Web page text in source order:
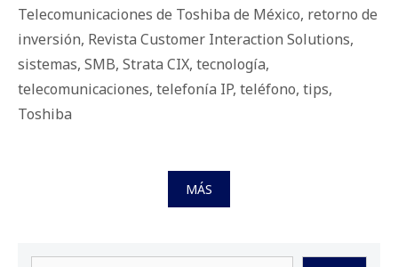
Telecomunicaciones de Toshiba de México, retorno de
inversión, Revista Customer Interaction Solutions,
sistemas, SMB, Strata CIX, tecnología,
telecomunicaciones, telefonía IP, teléfono, tips,
Toshiba
MÁS